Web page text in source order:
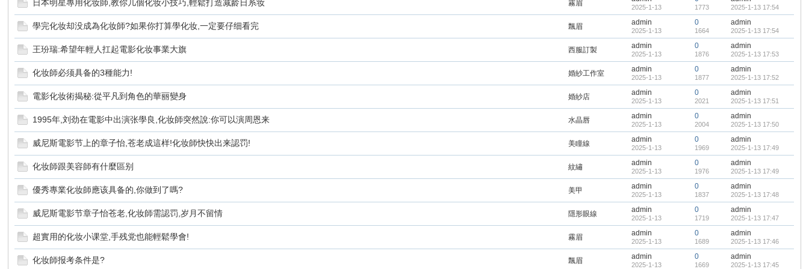
交
流
日本明星專用化妆師,教你几個化妆小技巧,輕鬆打造减龄日系妆 霧眉 2025-1-13 1773 2025-1-13 17:54
學完化妆却没成為化妆師?如果你打算學化妆,一定要仔细看完 飄眉 admin
2025-1-13
0
1664
admin
2025-1-13 17:54
王玢瑞:希望年輕人扛起電影化妆事業大旗 西服訂製 admin
2025-1-13
0
1876
admin
2025-1-13 17:53
化妆師必须具备的3種能力! 婚紗工作室 admin
2025-1-13
0
1877
admin
2025-1-13 17:52
電影化妆術揭秘:從平凡到角色的華丽變身 婚紗店 admin
2025-1-13
0
2021
admin
2025-1-13 17:51
1995年,刘劲在電影中出演张學良,化妆師突然說:你可以演周恩来 水晶唇 admin
2025-1-13
0
2004
admin
2025-1-13 17:50
威尼斯電影节上的章子怡,苍老成這样!化妆師快快出来認罚! 美瞳線 admin
2025-1-13
0
1969
admin
2025-1-13 17:49
化妆師跟美容師有什麼區别 紋繡 admin
2025-1-13
0
1976
admin
2025-1-13 17:49
優秀專業化妆師應该具备的,你做到了嗎? 美甲 admin
2025-1-13
0
1837
admin
2025-1-13 17:48
威尼斯電影节章子怡苍老,化妆師需認罚,岁月不留情 隱形眼線 admin
2025-1-13
0
1719
admin
2025-1-13 17:47
超實用的化妆小课堂,手残党也能輕鬆學會! 霧眉 admin
2025-1-13
0
1689
admin
2025-1-13 17:46
化妆師报考条件是? 飄眉 admin
2025-1-13
0
1669
admin
2025-1-13 17:45